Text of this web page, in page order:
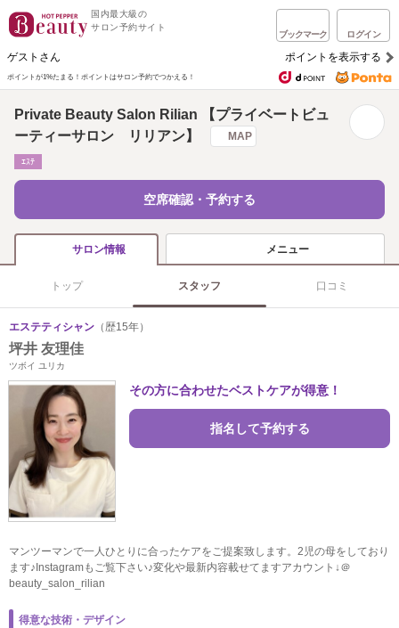
国内最大級の
サロン予約サイト
ブックマーク ログイン
ゲストさん ポイントを表示する
ポイントが1%たまる！ ポイントはサロン予約でつかえる！
Private Beauty Salon Rilian 【プライベートビュ
ーティーサロン リリアン】
MAP
ｴｽﾃ
空席確認・予約する
サロン情報 メニュー
トップ スタッフ 口コミ
エステティシャン （歴15年）
坪井 友理佳
ツボイ ユリカ
その方に合わせたベストケアが得意！
指名して予約する
マンツーマンで一人ひとりに合ったケアをご提案致します。2児の母をしており
ます♪Instagramもご覧下さい♪変化や最新内容載せてますアカウント↓＠
beauty_salon_rilian
得意な技術・デザイン